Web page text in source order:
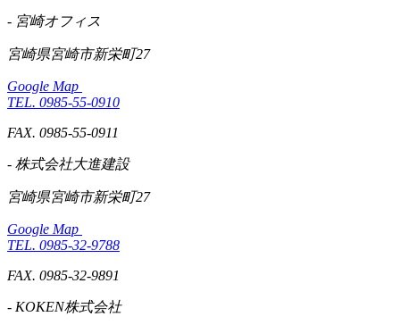
- 宮崎オフィス
宮崎県宮崎市新栄町27
Google Map
TEL. 0985-55-0910
FAX. 0985-55-0911
- 株式会社大進建設
宮崎県宮崎市新栄町27
Google Map
TEL. 0985-32-9788
FAX. 0985-32-9891
- KOKEN株式会社